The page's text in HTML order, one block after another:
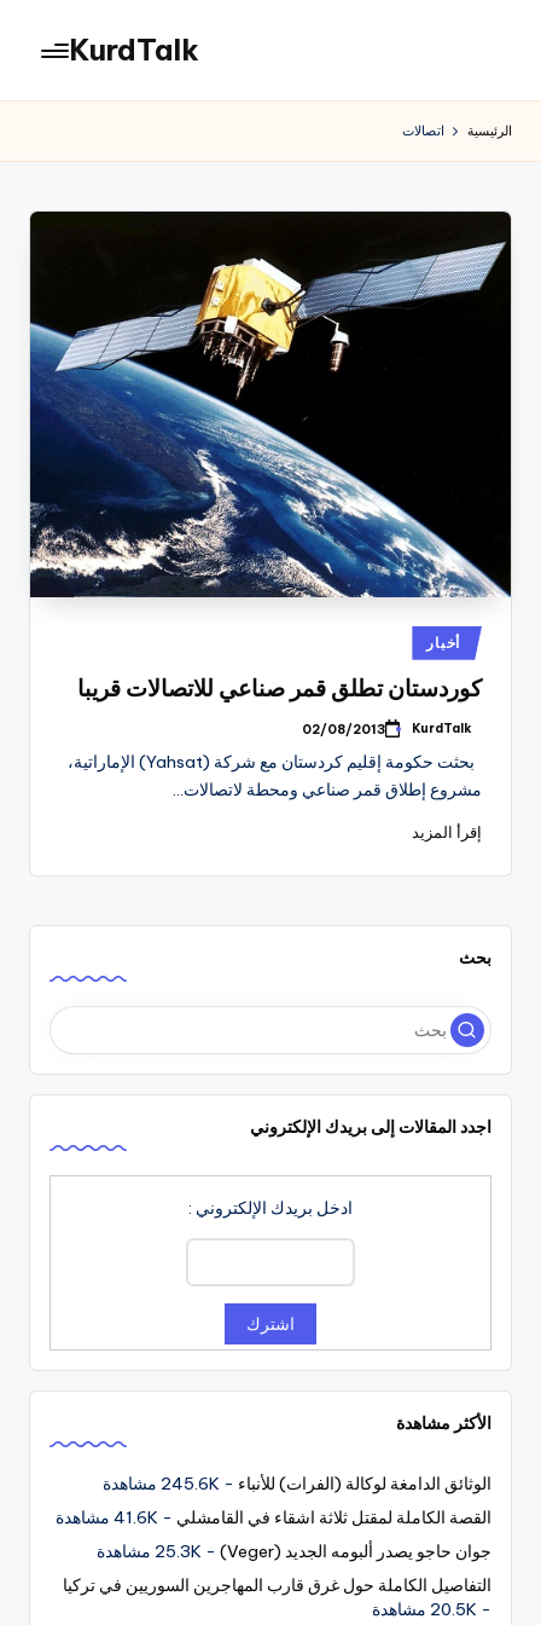
المحتوى
KurdTalk
الرئيسية اتصالات
نُشر
في
أخبار
كوردستان تطلق قمر صناعي للاتصالات قريبا
تمّ
بواسطة
KurdTalk
02/08/2013
بحثت حكومة إقليم كردستان مع شركة (Yahsat) الإماراتية،
مشروع إطلاق قمر صناعي ومحطة لاتصالات…
إقرأ المزيد
بحث
اجدد المقالات إلى بريدك الإلكتروني
ادخل بريدك الإلكتروني :
الأكثر مشاهدة
الوثائق الدامغة لوكالة (الفرات) للأنباء - 245.6K مشاهدة
القصة الكاملة لمقتل ثلاثة اشقاء في القامشلي - 41.6K مشاهدة
جوان حاجو يصدر ألبومه الجديد (Veger)
- 25.3K مشاهدة
التفاصيل الكاملة حول غرق قارب المهاجرين السوريين في تركيا
- 20.5K مشاهدة